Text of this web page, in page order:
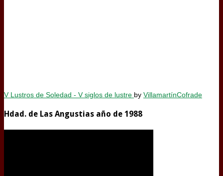
V Lustros de Soledad - V siglos de lustre by VillamartínCofrade
Hdad. de Las Angustias año de 1988